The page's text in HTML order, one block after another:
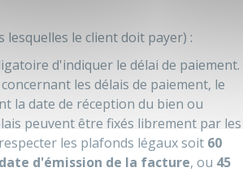
lesquelles le client doit payer) :
d'indiquer le délai de paiement.
les délais de paiement, le
la date de réception du bien ou
peuvent être fixés librement par les
les plafonds légaux soit 60
d'émission de la facture, ou 45